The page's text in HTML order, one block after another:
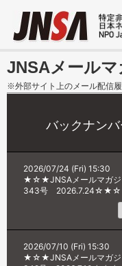
JNSAメールマ
※外部サイト上のメール配信